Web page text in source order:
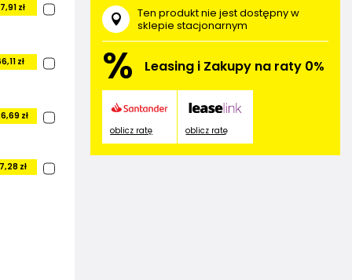
zł
zł
zł
zł
Ten produkt nie jest dostępny w
sklepie stacjonarnym
% Leasing i Zakupy na raty 0%
oblicz ratę oblicz ratę